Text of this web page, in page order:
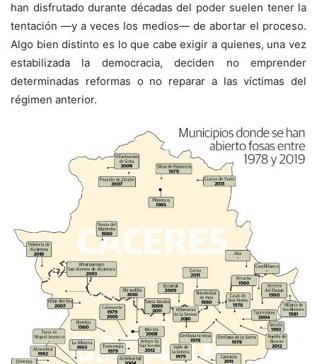
han disfrutado durante décadas del poder suelen tener la
tentación —y a veces los medios— de abortar el proceso.
Algo bien distinto es lo que cabe exigir a quienes, una vez
estabilizada la democracia, deciden no emprender
determinadas reformas o no reparar a las víctimas del
régimen anterior.